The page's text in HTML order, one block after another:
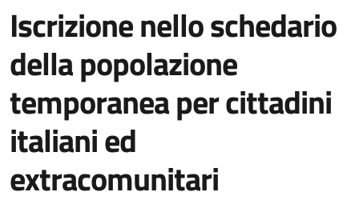
Iscrizione nello schedario
della popolazione
temporanea per cittadini
italiani ed
extracomunitari